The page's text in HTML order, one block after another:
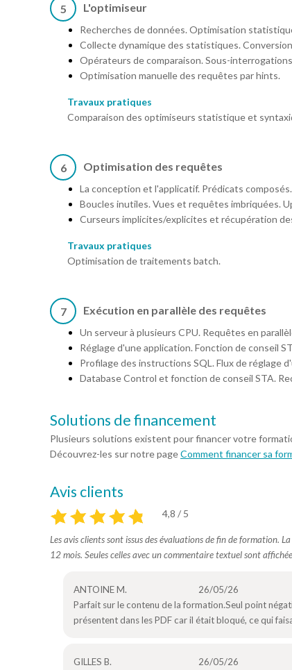
5 L'optimiseur
Recherches de données. Optimisation
Collecte dynamique des statistiques.
Opérateurs de comparaison. Sous-
Optimisation manuelle des requêtes par hints.
Travaux pratiques
Comparaison des optimiseurs statistique et
6 Optimisation des requêtes
La conception et l'applicatif. Prédicats
Boucles inutiles. Vues et requêtes imbriquées.
Curseurs implicites/explicites et récupération
Travaux pratiques
Optimisation de traitements batch.
7 Exécution en parallèle des requêtes
Un serveur à plusieurs CPU. Requêtes en
Réglage d'une application. Fonction de conseil
Profilage des instructions SQL. Flux de réglage
Database Control et fonction de conseil STA.
Solutions de financement
Plusieurs solutions existent pour financer votre
Découvrez-les sur notre pageComment financer sa
Avis clients
4,8 / 5
Les avis clients sont issus des évaluations de fin de formation.
12 mois. Seules celles avec un commentaire textuel sont
ANTOINE M. 26/05/26
Parfait sur le contenu de la formation.Seul point
présentent dans les PDF car il était bloqué, ce qui
GILLES B. 26/05/26